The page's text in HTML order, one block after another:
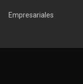
Empresariales